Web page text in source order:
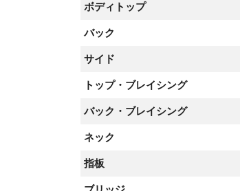
ボディトップ
バック
サイド
トップ・ブレイシング
バック・ブレイシング
ネック
指板